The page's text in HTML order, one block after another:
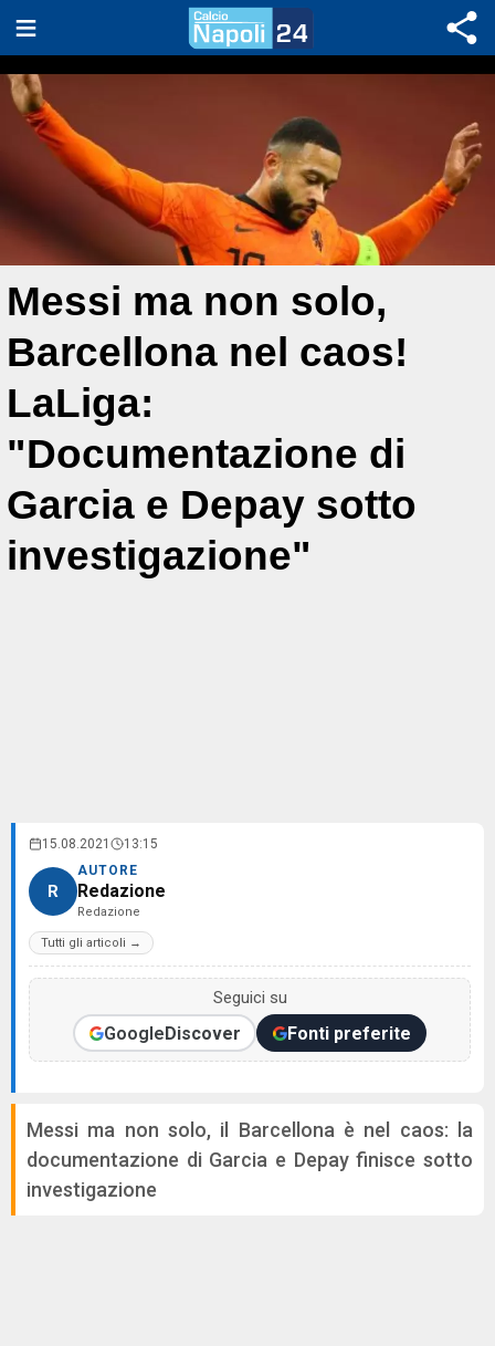
Messi ma non solo,
Barcellona nel caos!
LaLiga:
"Documentazione di
Garcia e Depay sotto
investigazione"
15.08.2021 13:15
R
AUTORE
Redazione
Redazione
Tutti gli articoli →
Seguici su
GoogleDiscover Fonti preferite
Messi ma non solo, il Barcellona è nel caos: la
documentazione di Garcia e Depay finisce sotto
investigazione